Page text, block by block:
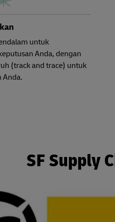
untuk
Anda, dengan
(track and trace) untuk
Anda.
SF Supply